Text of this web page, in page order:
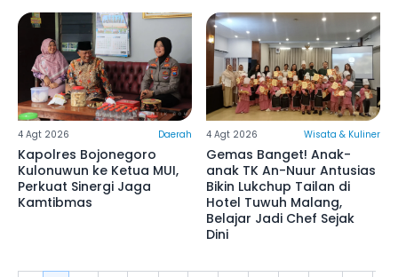
4 Agt 2026 Daerah
Kapolres Bojonegoro
Kulonuwun ke Ketua MUI,
Perkuat Sinergi Jaga
Kamtibmas
4 Agt 2026 Wisata & Kuliner
Gemas Banget! Anak-
anak TK An-Nuur Antusias
Bikin Lukchup Tailan di
Hotel Tuwuh Malang,
Belajar Jadi Chef Sejak
Dini